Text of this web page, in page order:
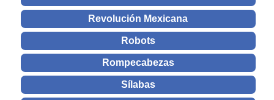
Revolución Mexicana
Robots
Rompecabezas
Sílabas